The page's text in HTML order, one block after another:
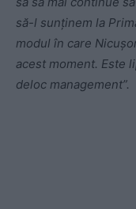
să-l sunținem la
modul în care
acest moment. Este
deloc management”.